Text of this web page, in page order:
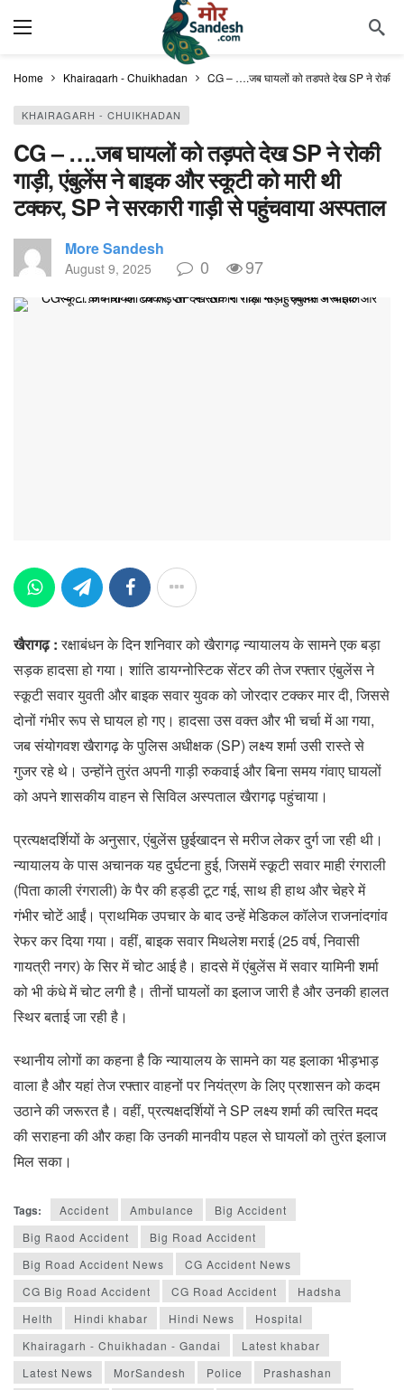
Home Khairagarh - Chuikhadan CG – ….जब घायलों को तड़पते देख SP ने रोकी
KHAIRAGARH - CHUIKHADAN
CG – ….जब घायलों को तड़पते देख SP ने रोकी
गाड़ी, एंबुलेंस ने बाइक और स्कूटी को मारी थी
टक्कर, SP ने सरकारी गाड़ी से पहुंचवाया अस्पताल
More Sandesh
August 9, 2025 0 97
खैरागढ़ :रक्षाबंधन के दिन शनिवार को खैरागढ़ न्यायालय के सामने एक बड़ा
सड़क हादसा हो गया। शांति डायग्नोस्टिक सेंटर की तेज रफ्तार एंबुलेंस ने
स्कूटी सवार युवती और बाइक सवार युवक को जोरदार टक्कर मार दी, जिससे
दोनों गंभीर रूप से घायल हो गए। हादसा उस वक्त और भी चर्चा में आ गया,
जब संयोगवश खैरागढ़ के पुलिस अधीक्षक (SP) लक्ष्य शर्मा उसी रास्ते से
गुजर रहे थे। उन्होंने तुरंत अपनी गाड़ी रुकवाई और बिना समय गंवाए घायलों
को अपने शासकीय वाहन से सिविल अस्पताल खैरागढ़ पहुंचाया।
प्रत्यक्षदर्शियों के अनुसार, एंबुलेंस छुईखादन से मरीज लेकर दुर्ग जा रही थी।
न्यायालय के पास अचानक यह दुर्घटना हुई, जिसमें स्कूटी सवार माही रंगराली
(पिता काली रंगराली) के पैर की हड्डी टूट गई, साथ ही हाथ और चेहरे में
गंभीर चोटें आईं। प्राथमिक उपचार के बाद उन्हें मेडिकल कॉलेज राजनांदगांव
रेफर कर दिया गया। वहीं, बाइक सवार मिथलेश मराई (25 वर्ष, निवासी
गायत्री नगर) के सिर में चोट आई है। हादसे में एंबुलेंस में सवार यामिनी शर्मा
को भी कंधे में चोट लगी है। तीनों घायलों का इलाज जारी है और उनकी हालत
स्थिर बताई जा रही है।
स्थानीय लोगों का कहना है कि न्यायालय के सामने का यह इलाका भीड़भाड़
वाला है और यहां तेज रफ्तार वाहनों पर नियंत्रण के लिए प्रशासन को कदम
उठाने की जरूरत है। वहीं, प्रत्यक्षदर्शियों ने SP लक्ष्य शर्मा की त्वरित मदद
की सराहना की और कहा कि उनकी मानवीय पहल से घायलों को तुरंत इलाज
मिल सका।
Tags: Accident Ambulance
Big Accident
Big Raod Accident
Big Road Accident
Big Road Accident News
CG Accident News
CG Big Road Accident
CG Road Accident
Hadsha
Helth
Hindi khabar Hindi News
Hospital
Khairagarh - Chuikhadan - Gandai
Latest khabar
Latest News
MorSandesh Police
Prashashan